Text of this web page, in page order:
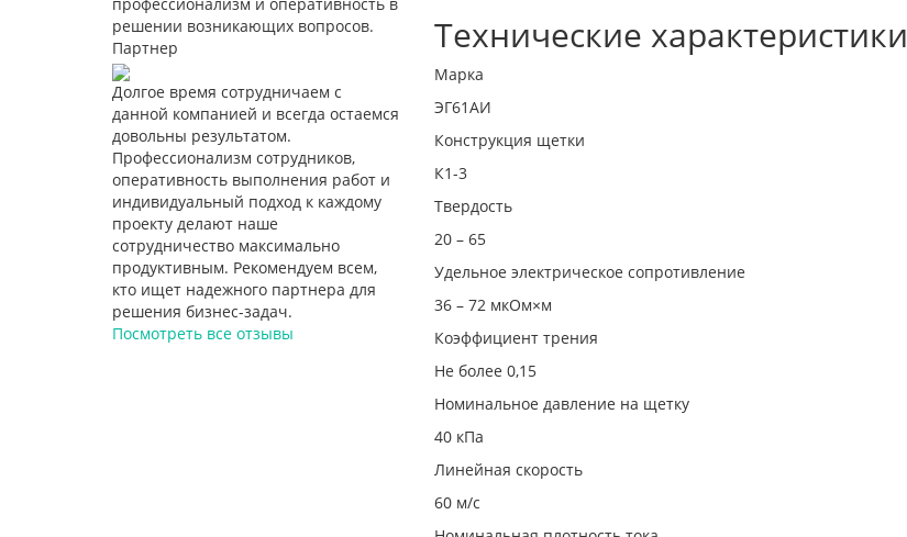
решении возникающих вопросов.
Партнер
Долгое время сотрудничаем с
данной компанией и всегда остаемся
довольны результатом.
Профессионализм сотрудников,
оперативность выполнения работ и
индивидуальный подход к каждому
проекту делают наше
сотрудничество максимально
продуктивным. Рекомендуем всем,
кто ищет надежного партнера для
решения бизнес-задач.
Посмотреть все отзывы
Технические характеристики
Марка
ЭГ61АИ
Конструкция щетки
К1-3
Твердость
20 – 65
Удельное электрическое сопротивление
36 – 72 мкОм×м
Коэффициент трения
Не более 0,15
Номинальное давление на щетку
40 кПа
Линейная скорость
60 м/с